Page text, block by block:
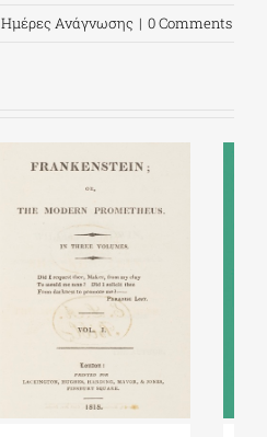
Ημέρες Ανάγνωσης | 0 Comments